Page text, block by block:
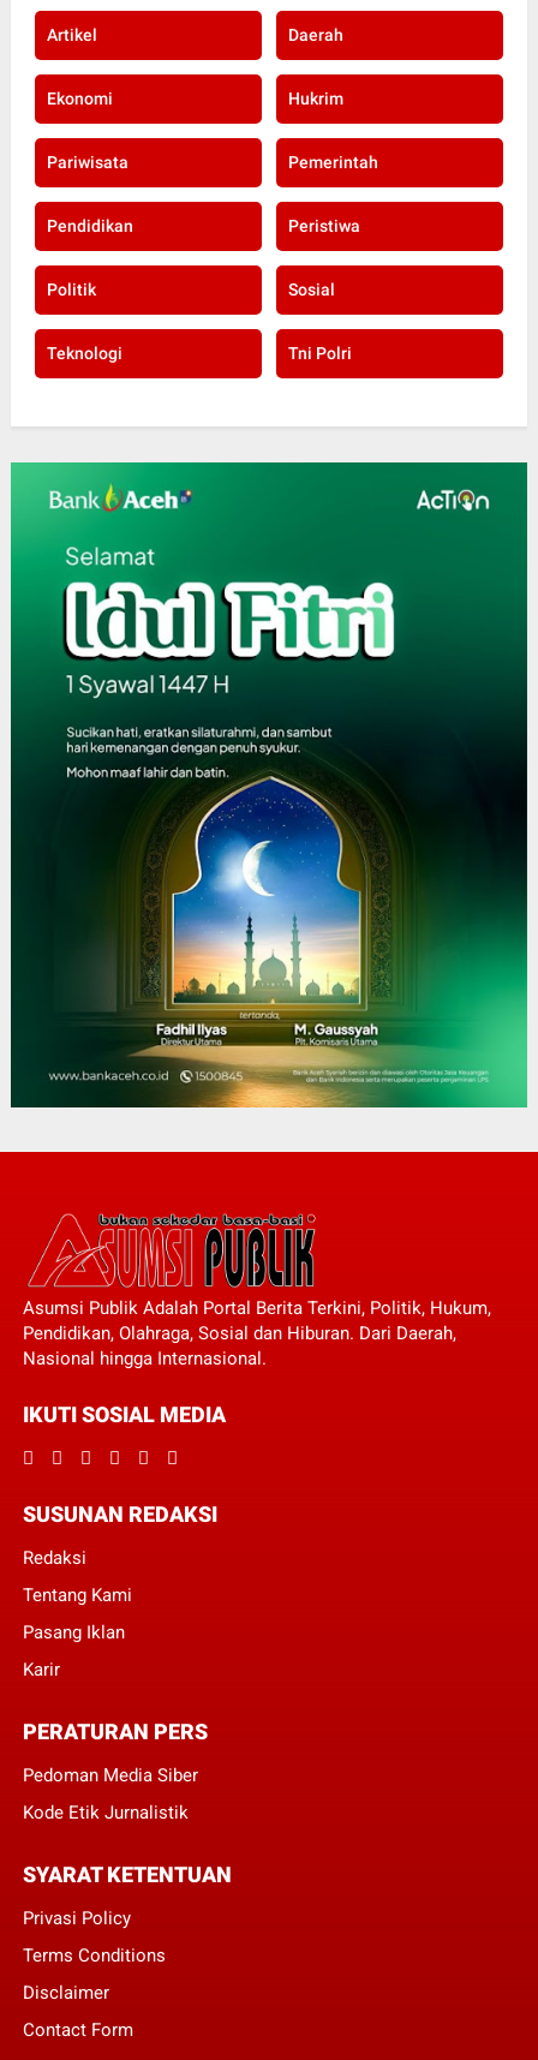
Artikel Daerah
Ekonomi Hukrim
Pariwisata Pemerintah
Pendidikan Peristiwa
Politik Sosial
Teknologi Tni Polri
Asumsi Publik Adalah Portal Berita Terkini, Politik, Hukum,
Pendidikan, Olahraga, Sosial dan Hiburan. Dari Daerah,
Nasional hingga Internasional.
IKUTI SOSIAL MEDIA
SUSUNAN REDAKSI
Redaksi
Tentang Kami
Pasang Iklan
Karir
PERATURAN PERS
Pedoman Media Siber
Kode Etik Jurnalistik
SYARAT KETENTUAN
Privasi Policy
Terms Conditions
Disclaimer
Contact Form